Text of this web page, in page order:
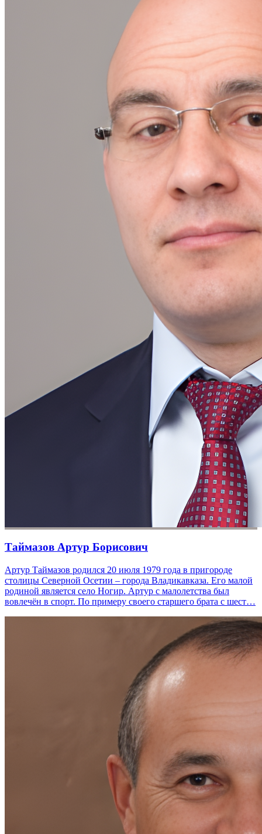
Таймазов Артур Борисович
Артур Таймазов родился 20 июля 1979 года в пригороде
столицы Северной Осетии – города Владикавказа. Его малой
родиной является село Ногир. Артур с малолетства был
вовлечён в спорт. По примеру своего старшего брата с шест…